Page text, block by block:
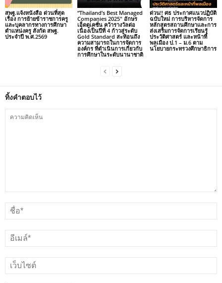
สพฐ.แจ้งหนังสือ ด่วนที่สุด
เรื่อง การย้ายข้าราชการครู
และบุคลากรทางการศึกษา
ตำแหน่งครู สังกัด สพฐ.
ประจำปี พ.ศ.2569
“Thailand’s Best Managed
Companies 2025″ อักษร
เอ็ดดูเคชั่น คว้ารางวัลต่อ
เนื่องเป็นปีที่ 4 ก้าวสู่ระดับ
Gold Standard สะท้อนถึง
ความสามารถในการจัดการ
องค์กร ที่ดำเนินการเกี่ยวกับ
การศึกษาในระดับนานาชาติ
ด่วน!! ศธ ประกาศแนวปฏิบัติ
ฉบับใหม่ การบริหารจัดการ
หลักสูตรสถานศึกษาและการ
ส่งเสริมการจัดการเรียนรู้
ประวัติศาสตร์ และหน้าที่
พลเมือง ป.1 – ม.6 ตาม
นโยบายกระทรวงศึกษาธิการ
ทิ้งคำตอบไว้